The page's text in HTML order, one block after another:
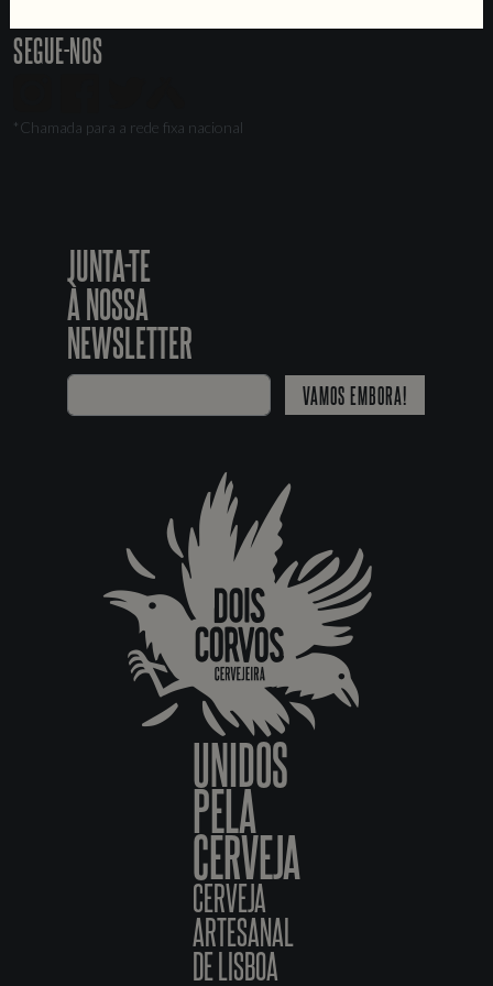
SEGUE-NOS
*Chamada para a rede fixa nacional
JUNTA-TE
À NOSSA
NEWSLETTER
VAMOS EMBORA!
UNIDOS
PELA
CERVEJA
CERVEJA
ARTESANAL
DE LISBOA